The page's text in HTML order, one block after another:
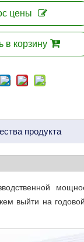
цены
в корзину
продукта
выйти на